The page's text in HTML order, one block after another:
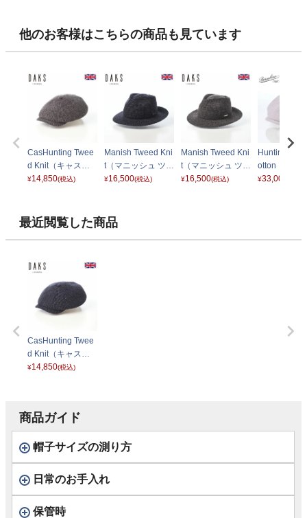
他のお客様はこちらの商品も見ています
CasHunting Twee
d Knit（キャスハ
ンチング ツイード
¥14,850(税込)
Manish Tweed Kni
t（マニッシュ ツイ
ードニット） D20
¥16,500(税込)
Manish Tweed Kni
t（マニッシュ ツイ
ードニット） D20
¥16,500(税込)
Hunting
otton（ハン
ウバルド コ
¥33,000
最近閲覧した商品
CasHunting Twee
d Knit（キャスハ
ンチング ツイード
¥14,850(税込)
商品ガイド
帽子サイズの測り方
日常のお手入れ
保管時